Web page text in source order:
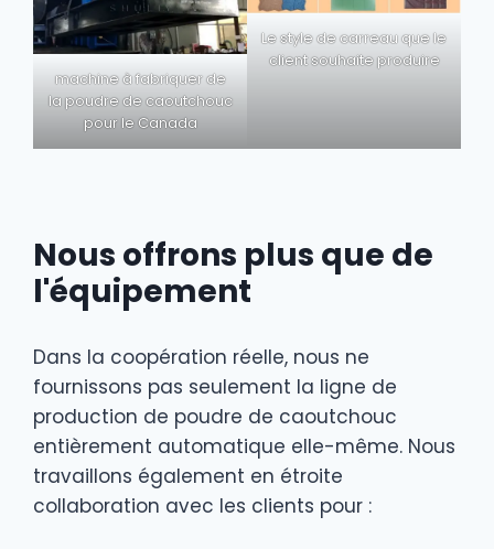
machine à fabriquer de
la poudre de caoutchouc
pour le Canada
Le style de carreau que le
client souhaite produire
Nous offrons plus que de
l'équipement
Dans la coopération réelle, nous ne
fournissons pas seulement la ligne de
production de poudre de caoutchouc
entièrement automatique elle-même. Nous
travaillons également en étroite
collaboration avec les clients pour :